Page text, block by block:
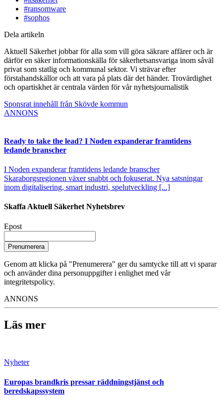
#ransomware
#sophos
Dela artikeln
Aktuell Säkerhet jobbar för alla som vill göra säkrare affärer och är
därför en säker informationskälla för säkerhetsansvariga inom såväl
privat som statlig och kommunal sektor. Vi strävar efter
förstahandskällor och att vara på plats där det händer. Trovärdighet
och opartiskhet är centrala värden för vår nyhetsjournalistik
Sponsrat innehåll från Skövde kommun
ANNONS
Ready to take the lead? I Noden expanderar framtidens
ledande branscher
I Noden expanderar framtidens ledande branscher
Skaraborgsregionen växer snabbt och fokuserat. Nya satsningar
inom digitalisering, smart industri, spelutveckling [...]
Skaffa Aktuell Säkerhet Nyhetsbrev
Epost
Prenumerera
Genom att klicka på "Prenumerera" ger du samtycke till att vi sparar
och använder dina personuppgifter i enlighet med vår
integritetspolicy.
ANNONS
Läs mer
Nyheter
Europas brandkris pressar räddningstjänst och
beredskapssystem